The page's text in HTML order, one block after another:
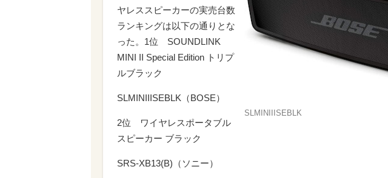
SLMINIIISEBLK
ヤレススピーカーの実売台数
ランキングは以下の通りとな
った。1位 SOUNDLINK
MINI II Special Edition トリプ
ルブラック
SLMINIIISEBLK（BOSE）
2位 ワイヤレスポータブル
スピーカー ブラック
SRS-XB13(B)（ソニー）